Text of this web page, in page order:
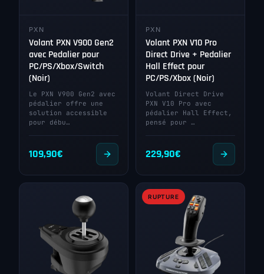
PXN
Volant PXN V900 Gen2
avec Pedalier pour
PC/PS/Xbox/Switch
(Noir)
Le PXN V900 Gen2 avec
pédalier offre une
solution accessible
pour débu…
109,90€
PXN
Volant PXN V10 Pro
Direct Drive + Pedalier
Hall Effect pour
PC/PS/Xbox (Noir)
Volant Direct Drive
PXN V10 Pro avec
pédalier Hall Effect,
pensé pour …
229,90€
RUPTURE